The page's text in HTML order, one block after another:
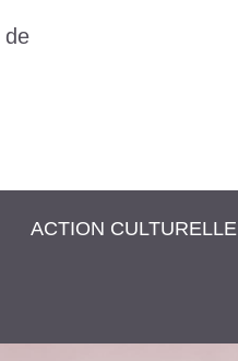
de
ACTION CULTURELLE